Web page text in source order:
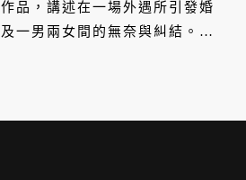
品，講述在一場外遇所引發婚
一男兩女間的無奈與糾結。即